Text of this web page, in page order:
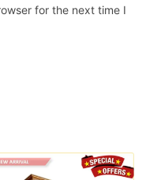
for the next time I